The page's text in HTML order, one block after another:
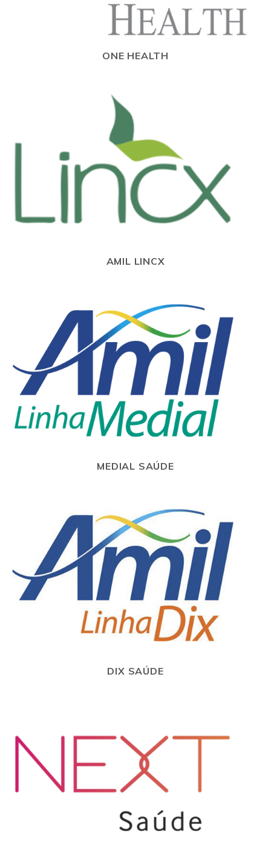
ONE HEALTH
AMIL LINCX
MEDIAL SAÚDE
DIX SAÚDE